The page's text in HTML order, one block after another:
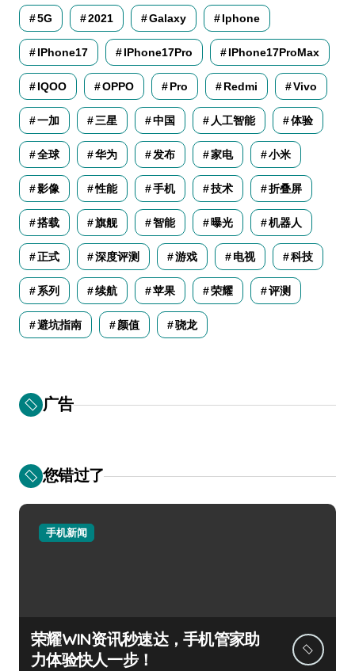
5G 2021 Galaxy Iphone
IPhone17 IPhone17Pro IPhone17ProMax
IQOO OPPO Pro Redmi Vivo
一加 三星 中国 人工智能 体验
全球 华为 发布 家电 小米
影像 性能 手机 技术 折叠屏
搭载 旗舰 智能 曝光 机器人
正式 深度评测 游戏 电视 科技
系列 续航 苹果 荣耀 评测
避坑指南 颜值 骁龙
广告
您错过了
手机新闻
荣耀WIN资讯秒速达，手机管家助
力体验快人一步！